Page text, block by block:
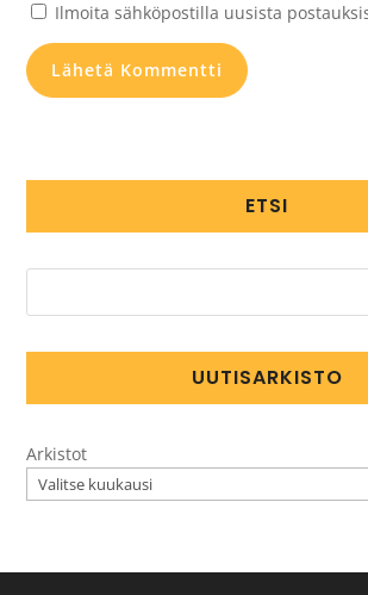
Ilmoita sähköpostilla uusista
ETSI
UUTISARKISTO
Arkistot